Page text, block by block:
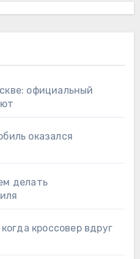
официальный
оказался
делать
кроссовер вдруг